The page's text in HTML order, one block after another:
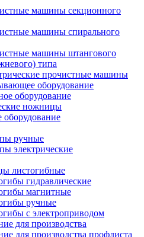
машины секционного
машины спирального
машины штангового
типа
прочистные машины
оборудование
оборудование
ножницы
оборудование
ручные
электрические
листогибные
гидравлические
магнитные
ручные
с электроприводом
для производства
для производства профлиста